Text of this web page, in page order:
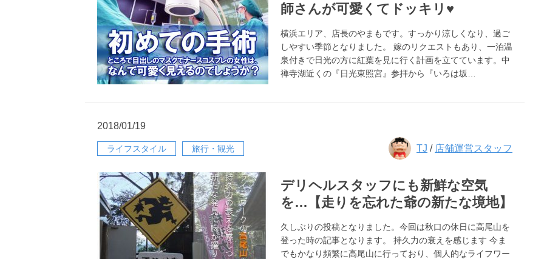
師さんが可愛くてドッキリ♥
横浜エリア、店長のやまもです。すっかり涼しくなり、過ご
しやすい季節となりました。 嫁のリクエストもあり、一泊温
泉付きで日光の方に紅葉を見に行く計画を立てています。中
禅寺湖近くの『日光東照宮』参拝から『いろは坂…
2018/01/19
ライフスタイル 旅行・観光 TJ / 店舗運営スタッフ
デリヘルスタッフにも新鮮な空気
を…【走りを忘れた爺の新たな境地】
久しぶりの投稿となりました。今回は秋口の休日に高尾山を
登った時の記事となります。 持久力の衰えを感じます 今ま
でもかなり頻繁に高尾山に行っており、個人的なライフワー